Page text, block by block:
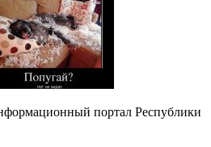
портал Республики